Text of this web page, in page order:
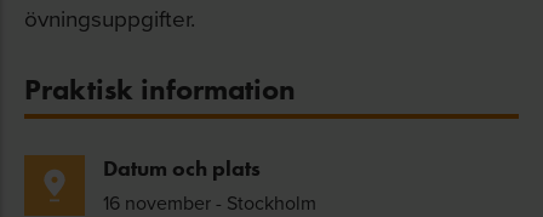
övningsuppgifter.
Praktisk information
Datum och plats
16 november - Stockholm